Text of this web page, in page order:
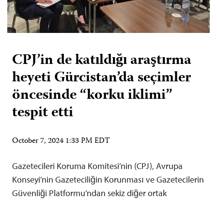
CPJ’in de katıldığı araştırma
heyeti Gürcistan’da seçimler
öncesinde “korku iklimi”
tespit etti
October 7, 2024 1:33 PM EDT
Gazetecileri Koruma Komitesi’nin (CPJ), Avrupa
Konseyi’nin Gazeteciliğin Korunması ve Gazetecilerin
Güvenliği Platformu’ndan sekiz diğer ortak